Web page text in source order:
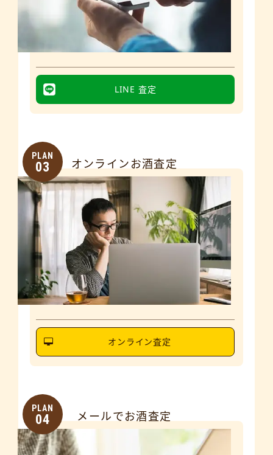
LINE 査定
PLAN
03 オンラインお酒査定
オンライン査定
PLAN
04 メールでお酒査定